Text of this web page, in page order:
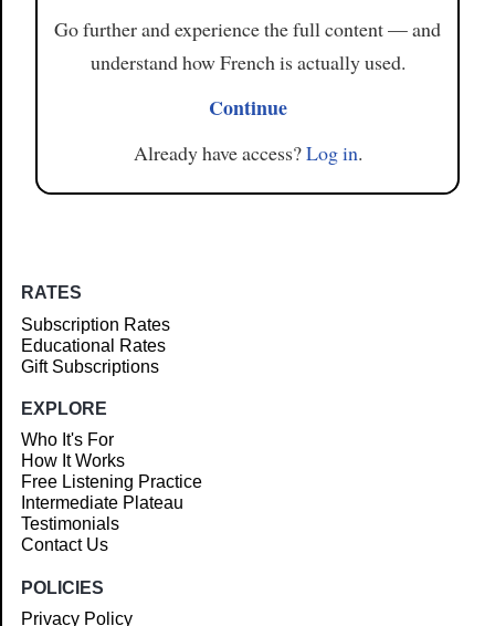
Go further and experience the full content — and
understand how French is actually used.
Continue
Already have access?Log in.
RATES
Subscription Rates
Educational Rates
Gift Subscriptions
EXPLORE
Who It's For
How It Works
Free Listening Practice
Intermediate Plateau
Testimonials
Contact Us
POLICIES
Privacy Policy